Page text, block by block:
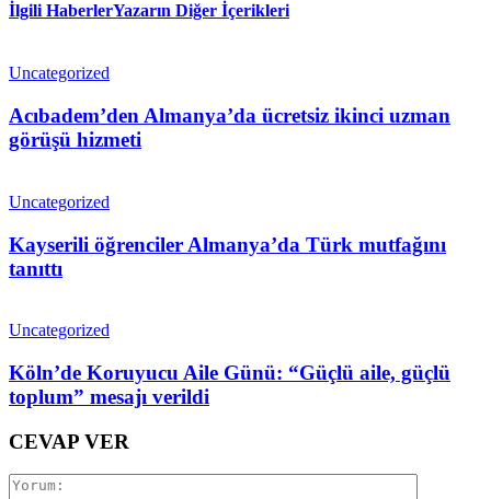
İlgili HaberlerYazarın Diğer İçerikleri
Uncategorized
Acıbadem’den Almanya’da ücretsiz ikinci uzman
görüşü hizmeti
Uncategorized
Kayserili öğrenciler Almanya’da Türk mutfağını
tanıttı
Uncategorized
Köln’de Koruyucu Aile Günü: “Güçlü aile, güçlü
toplum” mesajı verildi
CEVAP VER